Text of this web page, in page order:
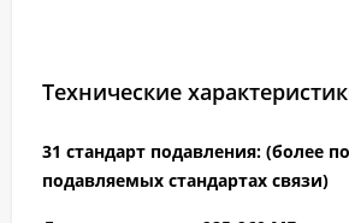
Технические
31 стандарт подавления: (более
подавляемых стандартах связи)